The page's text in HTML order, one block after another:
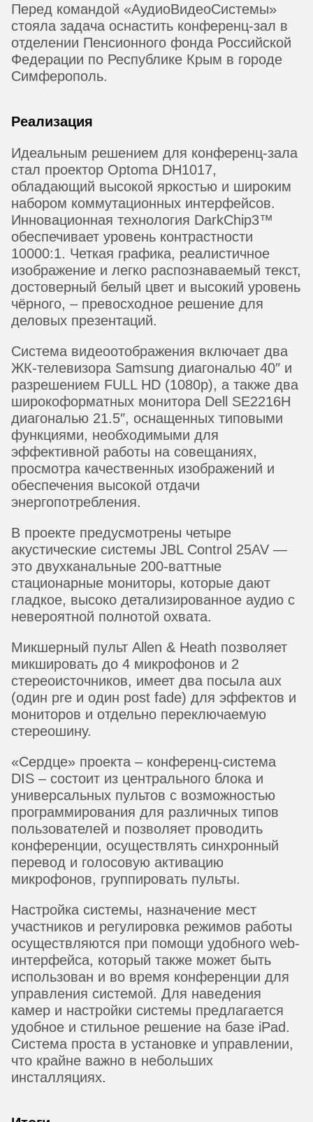
Перед командой «АудиоВидеоСистемы»
стояла задача оснастить конференц-зал в
отделении Пенсионного фонда Российской
Федерации по Республике Крым в городе
Симферополь.
Реализация
Идеальным решением для конференц-зала
стал проектор Optoma DH1017,
обладающий высокой яркостью и широким
набором коммутационных интерфейсов.
Инновационная технология DarkChip3™
обеспечивает уровень контрастности
10000:1. Четкая графика, реалистичное
изображение и легко распознаваемый текст,
достоверный белый цвет и высокий уровень
чёрного, – превосходное решение для
деловых презентаций.
Система видеоотображения включает два
ЖК-телевизора Samsung диагональю 40″ и
разрешением FULL HD (1080p), а также два
широкоформатных монитора Dell SE2216H
диагональю 21.5″, оснащенных типовыми
функциями, необходимыми для
эффективной работы на совещаниях,
просмотра качественных изображений и
обеспечения высокой отдачи
энергопотребления.
В проекте предусмотрены четыре
акустические системы JBL Control 25AV —
это двухканальные 200-ваттные
стационарные мониторы, которые дают
гладкое, высоко детализированное аудио с
невероятной полнотой охвата.
Микшерный пульт Allen & Heath позволяет
микшировать до 4 микрофонов и 2
стереоисточников, имеет два посыла aux
(один pre и один post fade) для эффектов и
мониторов и отдельно переключаемую
стереошину.
«Сердце» проекта – конференц-система
DIS – состоит из центрального блока и
универсальных пультов с возможностью
программирования для различных типов
пользователей и позволяет проводить
конференции, осуществлять синхронный
перевод и голосовую активацию
микрофонов, группировать пульты.
Настройка системы, назначение мест
участников и регулировка режимов работы
осуществляются при помощи удобного web-
интерфейса, который также может быть
использован и во время конференции для
управления системой. Для наведения
камер и настройки системы предлагается
удобное и стильное решение на базе iPad.
Система проста в установке и управлении,
что крайне важно в небольших
инсталляциях.